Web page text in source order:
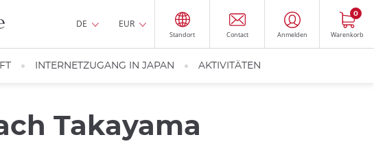
DE EUR
Standort Contact Anmelden Warenkorb
0
INTERNETZUGANG IN JAPAN AKTIVITÄTEN
Takayama